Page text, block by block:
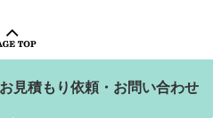
見積もり依頼・お問い合わせ